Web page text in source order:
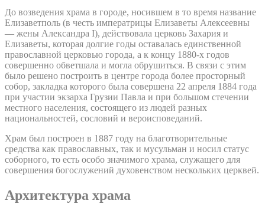
До возведения храма в городе, носившем в то время название
Елизаветполь (в честь императрицы Елизаветы Алексеевны
— жены Александра I), действовала церковь Захария и
Елизаветы, которая долгие годы оставалась единственной
православной церковью города, а к концу 1880-х годов
совершенно обветшала и могла обрушиться. В связи с этим
было решено построить в центре города более просторный
собор, закладка которого была совершена 22 апреля 1884 года
при участии экзарха Грузии Павла и при большом стечении
местного населения, состоящего из людей разных
национальностей, сословий и вероисповеданий.
Храм был построен в 1887 году на благотворительные
средства как православных, так и мусульман и носил статус
соборного, то есть особо значимого храма, служащего для
совершения богослужений духовенством нескольких церквей.
Архитектура храма